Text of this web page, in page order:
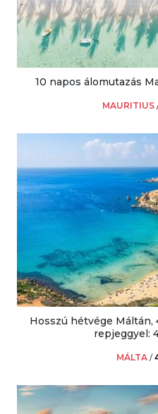
10 napos álomutazás
MAURITIUS
Hosszú hétvége Máltán,
repjeggyel:
MÁLTA /